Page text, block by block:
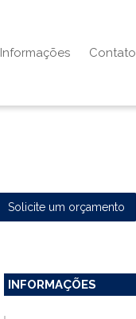
Informações Contato
Solicite um orçamento
INFORMAÇÕES